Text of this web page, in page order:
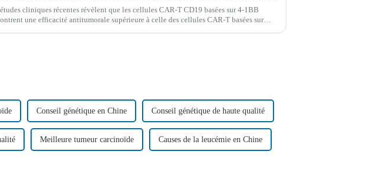
cliniques récentes révèlent que les cellules CAR-T CD19 basées sur 4-1BB
une efficacité antitumorale supérieure à celle des cellules CAR-T basées sur
Conseil génétique en Chine Conseil génétique de haute qualité
Meilleure tumeur carcinoïde Causes de la leucémie en Chine